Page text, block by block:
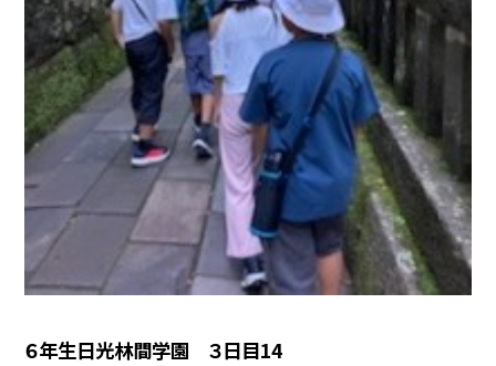
６年生日光林間学園 ３日目14